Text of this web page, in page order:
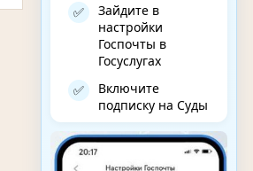
✅
Зайдите в
настройки
Госпочты в
Госуслугах
✅
Включите
подписку на Суды